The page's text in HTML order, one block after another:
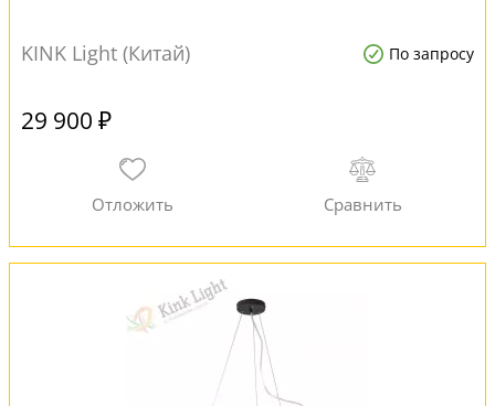
KINK Light (Китай) По запросу
29 900 ₽